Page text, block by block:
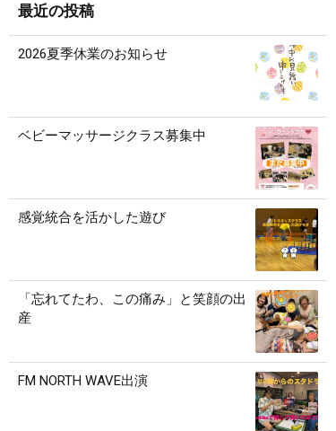
最近の投稿
2026夏季休業のお知らせ
ベビーマッサージクラス募集中
感覚統合を活かした遊び
「忘れてたわ、この痛み」と笑顔の出
産
FM NORTH WAVE出演